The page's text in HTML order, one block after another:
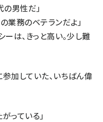
男性だ」
業務のベテランだよ」
ーは、きっと⾼い。少し難
参加していた、いちばん偉
っている」